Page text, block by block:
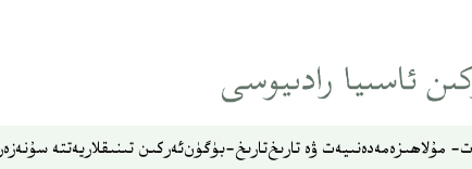
مۇلاھىزەمەدەنىيەت ۋە تارىختارىخ-بۈگۈنئەركىن تىنىقلاريەتتە سۇنەزەر